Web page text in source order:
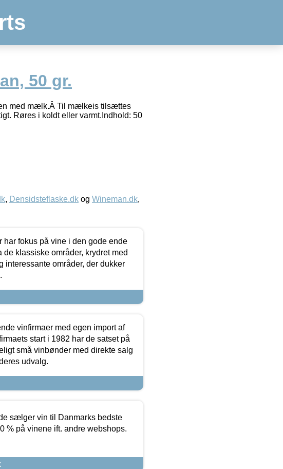
50 gr.
med mælk.Â Til mælkeis tilsættes
Røres i koldt eller varmt.Indhold: 50
, Densidsteflaske.dk og Wineman.dk,
har fokus på vine i den gode ende
klassiske områder, krydret med
interessante områder, der dukker
vinfirmaer med egen import af
start i 1982 har de satset på
små vinbønder med direkte salg
udvalg.
sælger vin til Danmarks bedste
% på vinene ift. andre webshops.